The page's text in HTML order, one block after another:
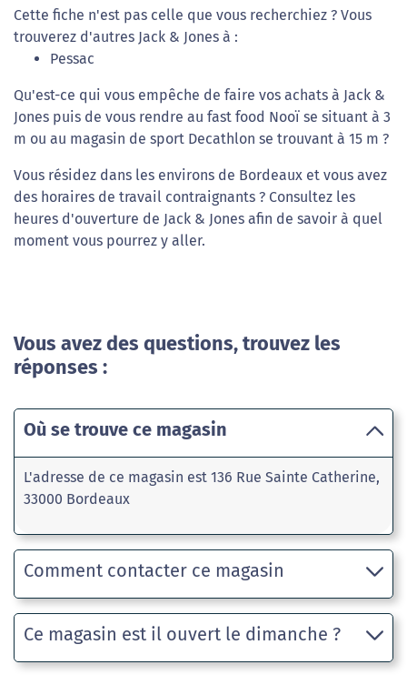
Cette fiche n'est pas celle que vous recherchiez ? Vous
trouverez d'autres Jack & Jones à :
Pessac
Qu'est-ce qui vous empêche de faire vos achats à Jack &
Jones puis de vous rendre au fast food Nooï se situant à 3
m ou au magasin de sport Decathlon se trouvant à 15 m ?
Vous résidez dans les environs de Bordeaux et vous avez
des horaires de travail contraignants ? Consultez les
heures d'ouverture de Jack & Jones afin de savoir à quel
moment vous pourrez y aller.
Vous avez des questions, trouvez les
réponses :
Où se trouve ce magasin
L'adresse de ce magasin est 136 Rue Sainte Catherine,
33000 Bordeaux
Comment contacter ce magasin
Ce magasin est il ouvert le dimanche ?